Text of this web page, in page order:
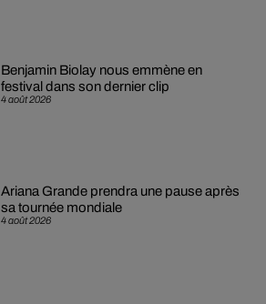
4 août 2026
Benjamin Biolay nous emmène en
festival dans son dernier clip
4 août 2026
Ariana Grande prendra une pause après
sa tournée mondiale